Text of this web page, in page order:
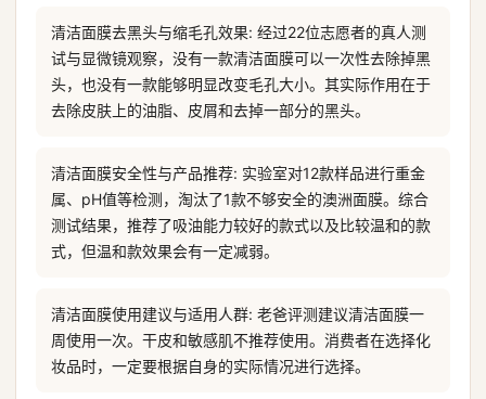
清洁面膜去黑头与缩毛孔效果: 经过22位志愿者的真人测
试与显微镜观察，没有一款清洁面膜可以一次性去除掉黑
头，也没有一款能够明显改变毛孔大小。其实际作用在于
去除皮肤上的油脂、皮屑和去掉一部分的黑头。
清洁面膜安全性与产品推荐: 实验室对12款样品进行重金
属、pH值等检测，淘汰了1款不够安全的澳洲面膜。综合
测试结果，推荐了吸油能力较好的款式以及比较温和的款
式，但温和款效果会有一定减弱。
清洁面膜使用建议与适用人群: 老爸评测建议清洁面膜一
周使用一次。干皮和敏感肌不推荐使用。消费者在选择化
妆品时，一定要根据自身的实际情况进行选择。